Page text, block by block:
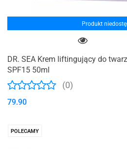
Produkt
DR. SEA Krem liftingujący do
SPF15 50ml
(0)
79.90
POLECAMY